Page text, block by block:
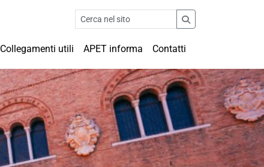
Collegamenti utili APET informa Contatti